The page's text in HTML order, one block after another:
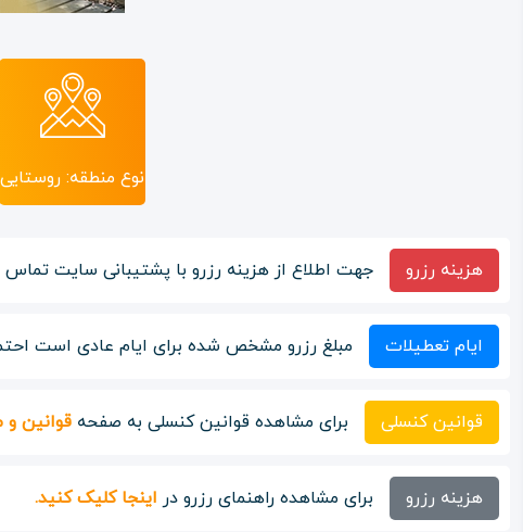
نوع منطقه: روستایی
هزینه رزرو جهت اطلاع از هزینه رزرو با پشتیبانی سایت تماس
ایام تعطیلات مبلغ رزرو مشخص شده برای ایام عادی است
قوانین کنسلی برای مشاهده قوانین کنسلی به صفحه قوانین و
هزینه رزرو برای مشاهده راهنمای رزرو در اینجا کلیک کنید.